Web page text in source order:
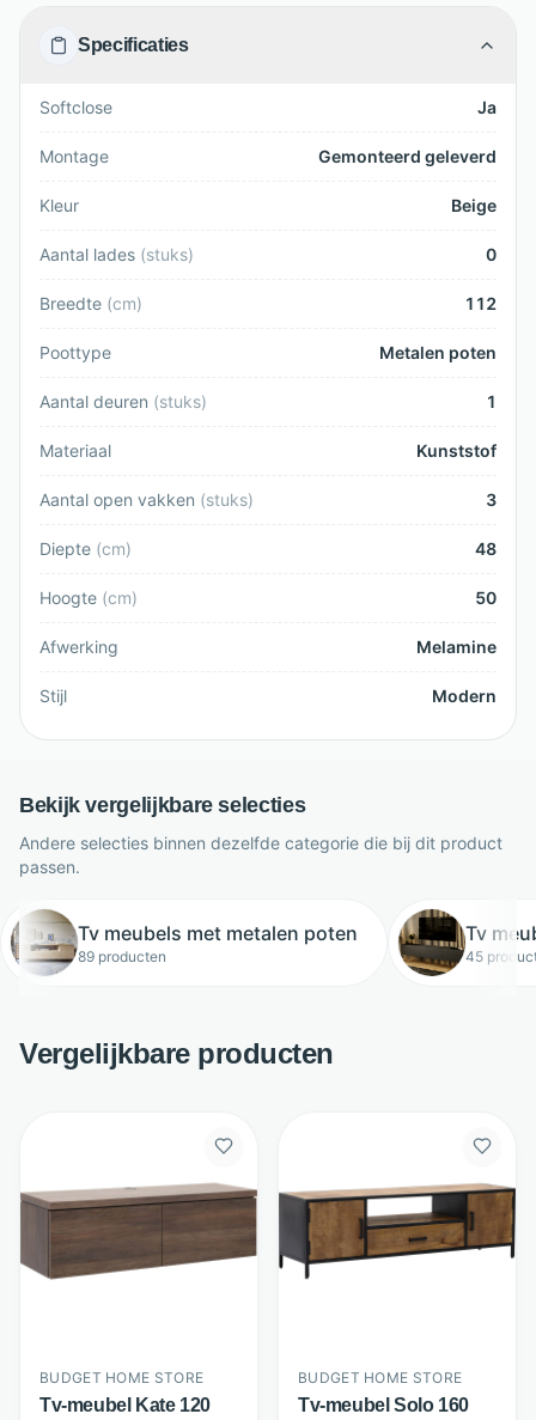
Specificaties
Softclose Ja
Montage Gemonteerd geleverd
Kleur Beige
Aantal lades (stuks) 0
Breedte (cm) 112
Poottype Metalen poten
Aantal deuren (stuks) 1
Materiaal Kunststof
Aantal open vakken (stuks) 3
Diepte (cm) 48
Hoogte (cm) 50
Afwerking Melamine
Stijl Modern
Bekijk vergelijkbare selecties
Andere selecties binnen dezelfde categorie die bij dit product
passen.
Tv meubels met metalen poten
89 producten
Tv
45
Vergelijkbare producten
BUDGET HOME STORE
Tv-meubel Kate 120
BUDGET HOME STORE
Tv-meubel Solo 160